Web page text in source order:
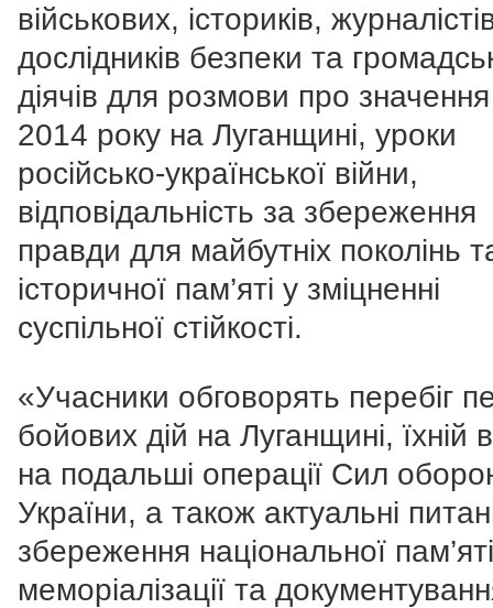
військових, істориків,
дослідників безпеки та
діячів для розмови про значення
2014 року на Луганщині, уроки
російсько-української війни,
відповідальність за збереження
правди для майбутніх поколінь
історичної пам’яті у зміцненні
суспільної стійкості.
«Учасники обговорять перебіг
бойових дій на Луганщині, їхній
на подальші операції Сил
України, а також актуальні
збереження національної
меморіалізації та